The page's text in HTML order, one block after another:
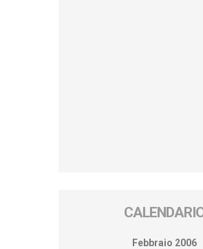
Febbraio 2006